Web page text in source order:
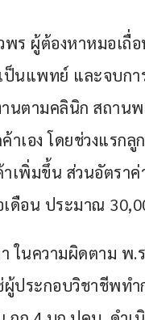
ร ผู้ต้องหาหมอเถื่
ป็นแพทย์ และจบก
นตามคลินิก สถาน
าเอง โดยช่วงแร
เพิ่มขึ้น ส่วนอัตรา
ดือน ประมาณ
ในความผิดตาม
ประกอบวิชาชีพท